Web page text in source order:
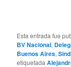
Esta entrada fue
BV Nacional,
Buenos Aires,
etiquetada